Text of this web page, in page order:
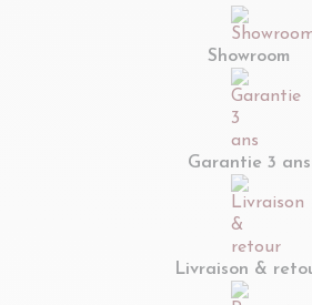
Showroom
Garantie 3 ans
Livraison &